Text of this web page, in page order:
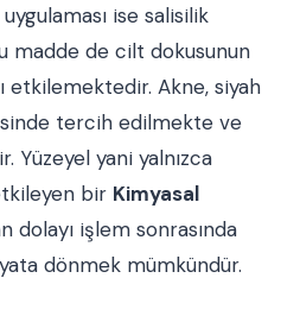
ise salisilik
madde de cilt dokusunun
etkilemektedir. Akne, siyah
tercih edilmekte ve
yani yalnızca
bir Kimyasal
dolayı işlem sonrasında
dönmek mümkündür.